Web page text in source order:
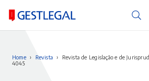
Home › Revista ›
Revista de Legislação e de
4045